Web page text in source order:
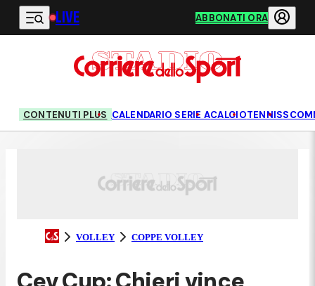
Vai al contenuto principale
LIVE ABBONATI ORA
CONTENUTI PLUS CALENDARIO SERIE ACALCIOTENNIS
VOLLEY COPPE VOLLEY